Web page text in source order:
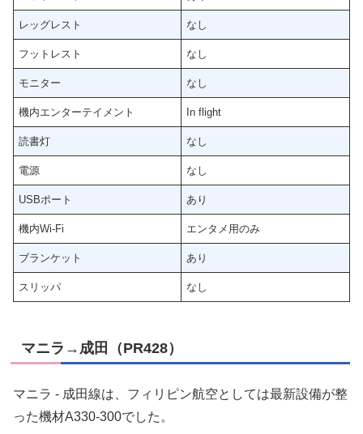
レッグレスト なし
フットレスト なし
モニター なし
機内エンターテイメント In flight
読書灯 なし
電源 なし
USBポート あり
機内Wi-Fi エンタメ用のみ
ブランケット あり
スリッパ なし
マニラ→成田（PR428）
マニラ - 成田線は、フィリピン航空としては最新設備が整
った機材A330-300でした。